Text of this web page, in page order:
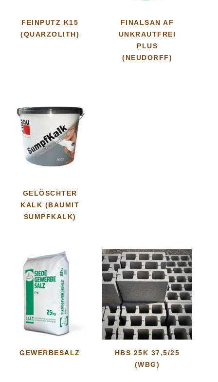
FEINPUTZ K15
(QUARZOLITH)
FINALSAN AF
UNKRAUTFREI
PLUS
(NEUDORFF)
GELÖSCHTER
KALK (BAUMIT
SUMPFKALK)
GEWERBESALZ
HBS 25K 37,5/25
(WBG)